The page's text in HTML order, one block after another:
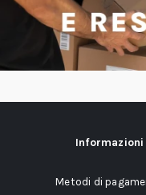
Informazioni
Metodi di